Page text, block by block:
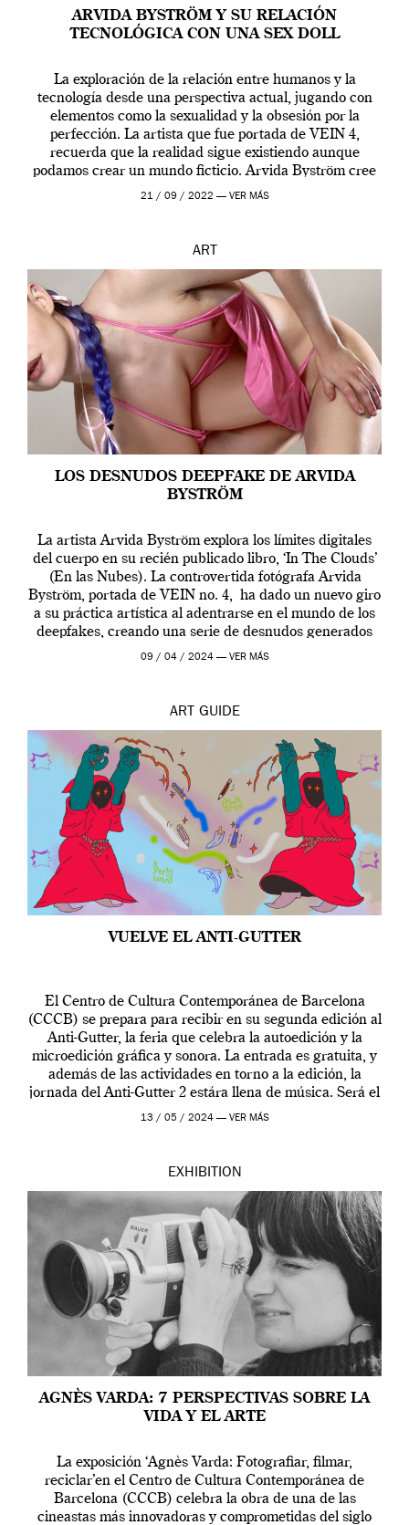
ARVIDA BYSTRÖM Y SU RELACIÓN
TECNOLÓGICA CON UNA SEX DOLL
La exploración de la relación entre humanos y la
tecnología desde una perspectiva actual, jugando con
elementos como la sexualidad y la obsesión por la
perfección. La artista que fue portada de VEIN 4,
recuerda que la realidad sigue existiendo aunque
podamos crear un mundo ficticio. Arvida Byström cree
que los humanos tienen un complejo […]
21 / 09 / 2022 — VER MÁS
ART
LOS DESNUDOS DEEPFAKE DE ARVIDA
BYSTRÖM
La artista Arvida Byström explora los límites digitales
del cuerpo en su recién publicado libro, ‘In The Clouds’
(En las Nubes). La controvertida fotógrafa Arvida
Byström, portada de VEIN no. 4, ha dado un nuevo giro
a su práctica artística al adentrarse en el mundo de los
deepfakes, creando una serie de desnudos generados
por […]
09 / 04 / 2024 — VER MÁS
ART GUIDE
VUELVE EL ANTI-GUTTER
El Centro de Cultura Contemporánea de Barcelona
(CCCB) se prepara para recibir en su segunda edición al
Anti-Gutter, la feria que celebra la autoedición y la
microedición gráfica y sonora. La entrada es gratuita, y
además de las actividades en torno a la edición, la
jornada del Anti-Gutter 2 estára llena de música. Será el
[…]
13 / 05 / 2024 — VER MÁS
EXHIBITION
AGNÈS VARDA: 7 PERSPECTIVAS SOBRE LA
VIDA Y EL ARTE
La exposición ‘Agnès Varda: Fotografiar, filmar,
reciclar’en el Centro de Cultura Contemporánea de
Barcelona (CCCB) celebra la obra de una de las
cineastas más innovadoras y comprometidas del siglo